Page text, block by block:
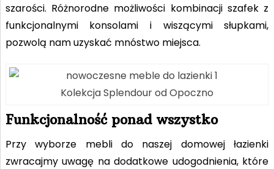
szarości. Różnorodne możliwości kombinacji szafek z
funkcjonalnymi konsolami i wiszącymi słupkami,
pozwolą nam uzyskać mnóstwo miejsca.
Kolekcja Splendour od Opoczno
Funkcjonalność ponad wszystko
Przy wyborze mebli do naszej domowej łazienki
zwracajmy uwagę na dodatkowe udogodnienia, które